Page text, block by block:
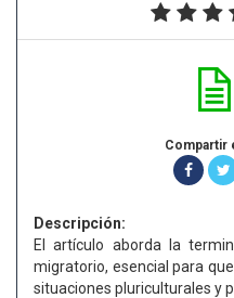
Compartir
Descripción:
El artículo aborda la
migratorio, esencial para
situaciones pluriculturales y